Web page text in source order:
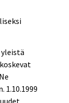
1.10.1999